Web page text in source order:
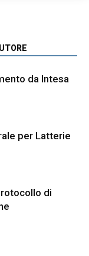
da Intesa
per Latterie
di